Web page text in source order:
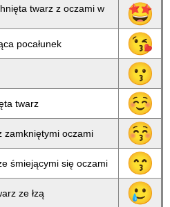
twarz z oczami w
🤩
pocałunek 😘
😗
twarz ☺
zamkniętymi oczami 😚
śmiejącymi się oczami 😙
ze łzą 🥲